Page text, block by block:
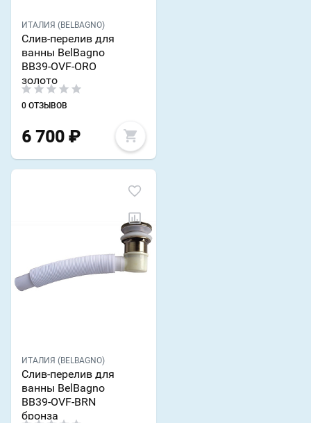
ИТАЛИЯ (BELBAGNO)
Слив-перелив для
ванны BelBagno
BB39-OVF-ORO
золото
0 ОТЗЫВОВ
6 700 ₽
ИТАЛИЯ (BELBAGNO)
Слив-перелив для
ванны BelBagno
BB39-OVF-BRN
бронза